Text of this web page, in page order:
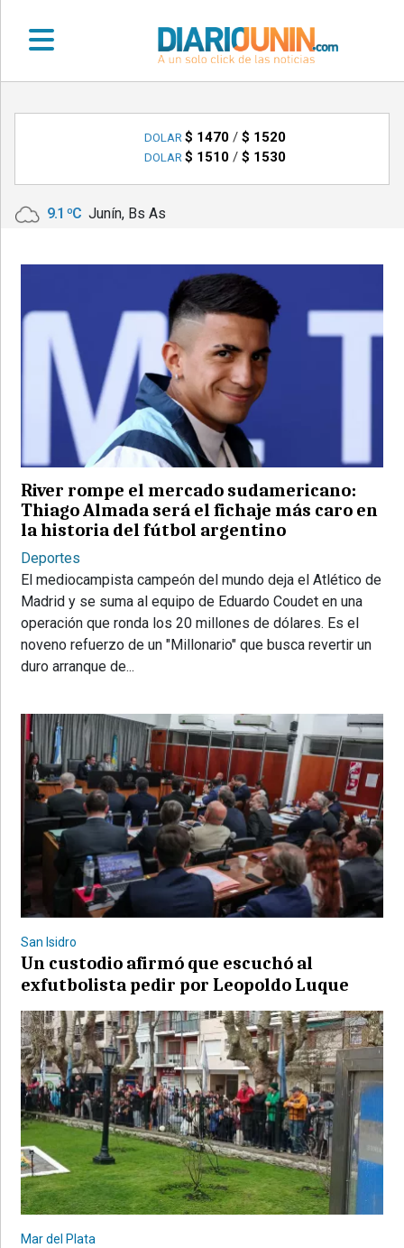
•
LOCALES
•
POLICIALES
PROVINCIALES
REGIONALES
ESPECTÁCULOS
INTERNACIONALES
• SUPLEMENTOS
• SERVICIOS
• RADIOS EN VIVO
DOLAR $ 1470/ $ 1520
DOLAR $ 1510/ $ 1530
9.1 ºC Junín, Bs As
River rompe el mercado sudamericano:
Thiago Almada será el fichaje más caro en
la historia del fútbol argentino
Deportes
El mediocampista campeón del mundo deja el Atlético de
Madrid y se suma al equipo de Eduardo Coudet en una
operación que ronda los 20 millones de dólares. Es el
noveno refuerzo de un "Millonario" que busca revertir un
duro arranque de...
San Isidro
Un custodio afirmó que escuchó al
exfutbolista pedir por Leopoldo Luque
Mar del Plata